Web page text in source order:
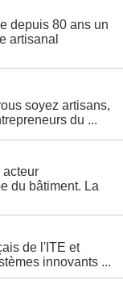
depuis 80 ans un
artisanal
soyez artisans,
du ...
du bâtiment. La
de l'ITE et
innovants ...